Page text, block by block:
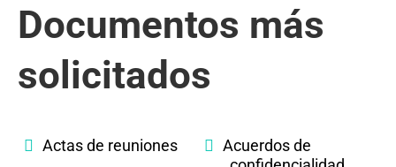
Documentos más
solicitados
Actas de reuniones
Acuerdos de